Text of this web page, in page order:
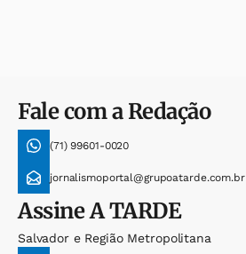
Fale com a Redação
(71) 99601-0020
jornalismoportal@grupoatarde.com.br
AssineA TARDE
Salvador e Região Metropolitana